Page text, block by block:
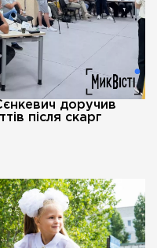
доручив
після скарг